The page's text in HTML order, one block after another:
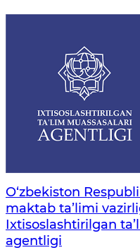
O‘zbekiston
maktab ta’limi
Ixtisoslashtirilgan
agentligi